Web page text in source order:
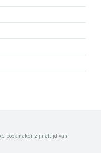
bookmaker zijn altijd van